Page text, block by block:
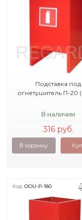
Подставка под
огнетушитель П-20
В наличии
316 руб.
В корзину
Код: OOU-P-180